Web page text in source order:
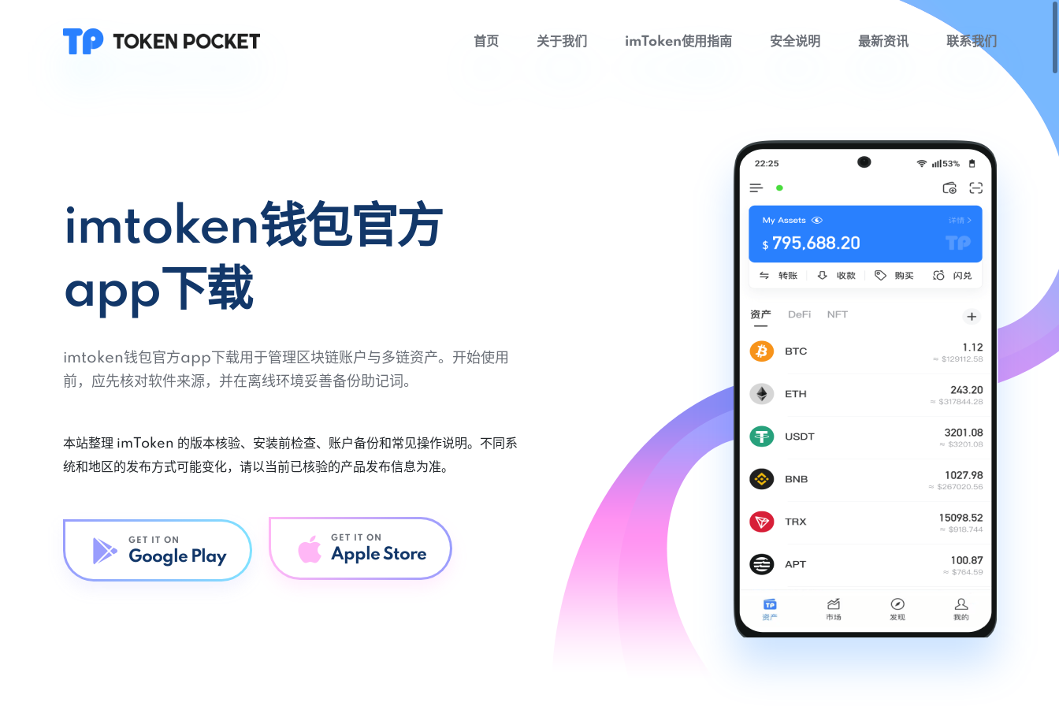
首页 关于我们 imToken使用指南 安全说明 最新资讯 联系我们
imtoken钱包官方
app下载
imtoken钱包官方app下载用于管理区块链账户与多链资产。开始使用
前，应先核对软件来源，并在离线环境妥善备份助记词。
本站整理 imToken 的版本核验、安装前检查、账户备份和常见操作说明。不同系
统和地区的发布方式可能变化，请以当前已核验的产品发布信息为准。
GET IT ON
Google Play
GET IT ON
Apple Store